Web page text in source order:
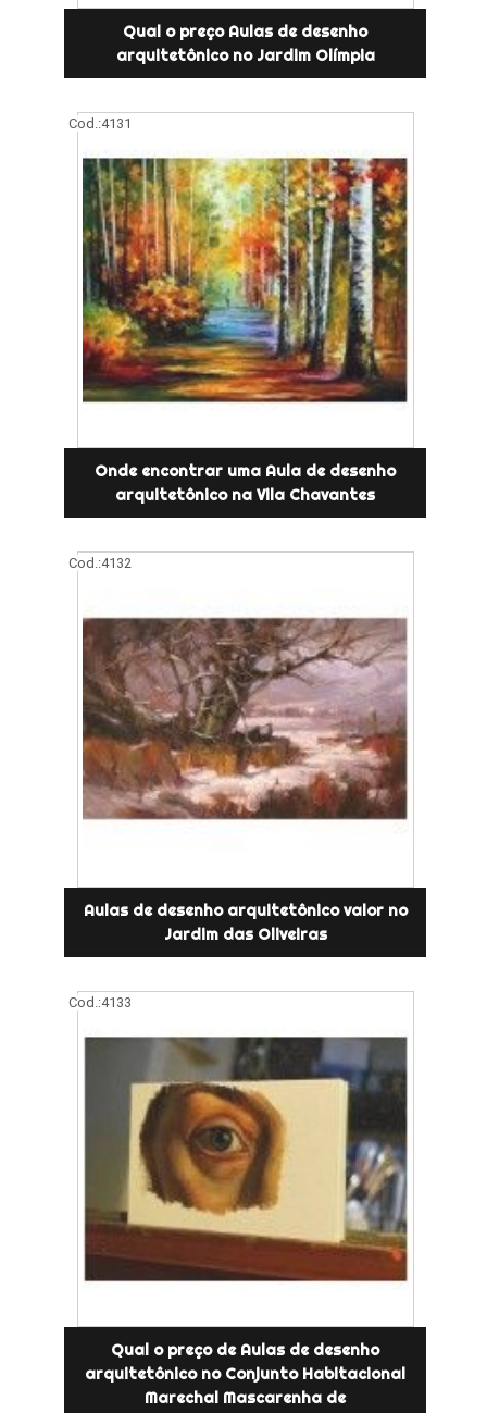
Qual o preço Aulas de desenho
arquitetônico no Jardim Olímpia
Cod.:4131
Onde encontrar uma Aula de desenho
arquitetônico na Vila Chavantes
Cod.:4132
Aulas de desenho arquitetônico valor no
Jardim das Oliveiras
Cod.:4133
Qual o preço de Aulas de desenho
arquitetônico no Conjunto Habitacional
Marechal Mascarenha de